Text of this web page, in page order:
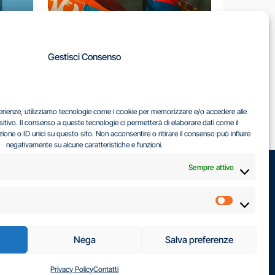
Gestisci Consenso
utilizziamo tecnologie come i cookie per memorizzare e/o accedere alle
Il consenso a queste tecnologie ci permetterà di elaborare dati come il
o ID unici su questo sito. Non acconsentire o ritirare il consenso può influire
negativamente su alcune caratteristiche e funzioni.
Sempre attivo
Nega Salva preferenze
Privacy PolicyContatti